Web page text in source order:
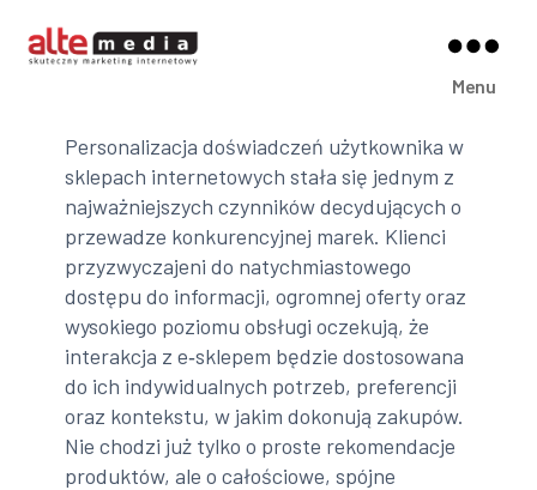
Media
Menu
Personalizacja doświadczeń użytkownika w
sklepach internetowych stała się jednym z
najważniejszych czynników decydujących o
przewadze konkurencyjnej marek. Klienci
przyzwyczajeni do natychmiastowego
dostępu do informacji, ogromnej oferty oraz
wysokiego poziomu obsługi oczekują, że
interakcja z e‑sklepem będzie dostosowana
do ich indywidualnych potrzeb, preferencji
oraz kontekstu, w jakim dokonują zakupów.
Nie chodzi już tylko o proste rekomendacje
produktów, ale o całościowe, spójne